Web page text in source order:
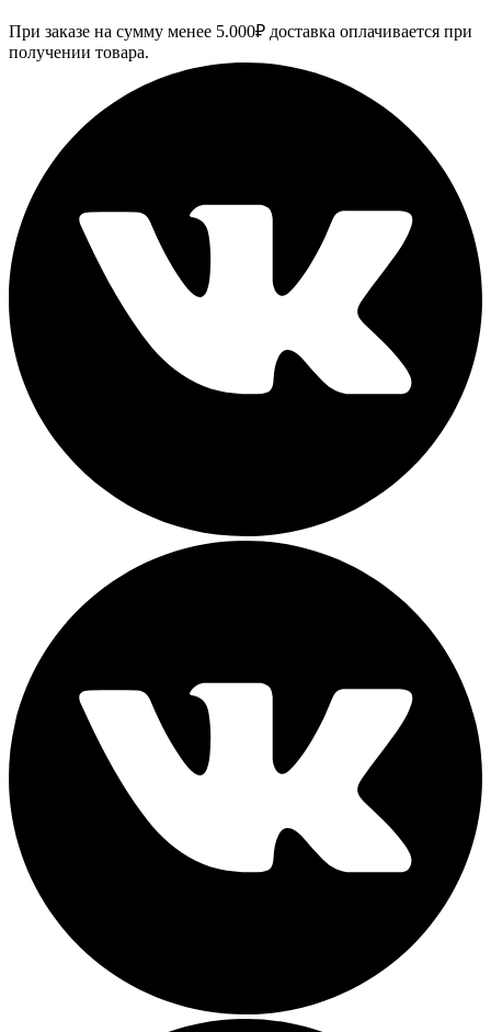
При заказе на сумму менее 5.000₽ доставка оплачивается при
получении товара.